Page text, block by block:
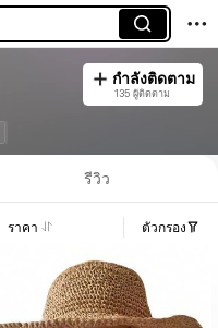
กำลังติดตาม
135 ผู้ติดตาม
รีวิว
ราคา ตัวกรอง